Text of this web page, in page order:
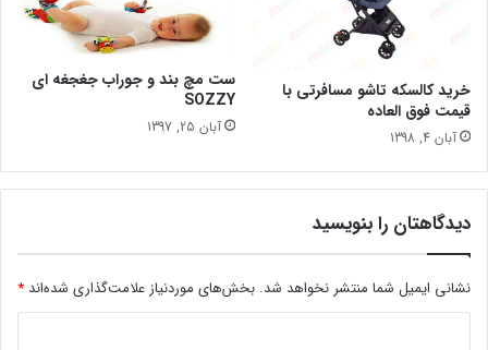
خرید کالسکه تاشو مسافرتی با
قیمت فوق العاده
آبان 4, 1398
ست مچ بند و جوراب جغجغه ای
SOZZY
آبان 25, 1397
دیدگاهتان را بنویسید
نشانی ایمیل شما منتشر نخواهد شد. بخش‌های موردنیاز علامت‌گذاری شده‌اند *